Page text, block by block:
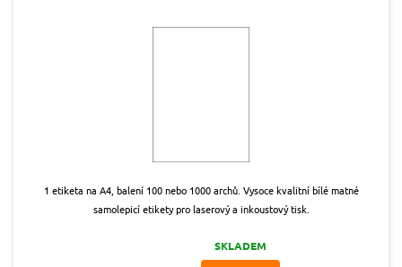
1 etiketa na A4, balení 100 nebo 1000 archů. Vysoce kvalitní bílé matné
samolepicí etikety pro laserový a inkoustový tisk.
SKLADEM